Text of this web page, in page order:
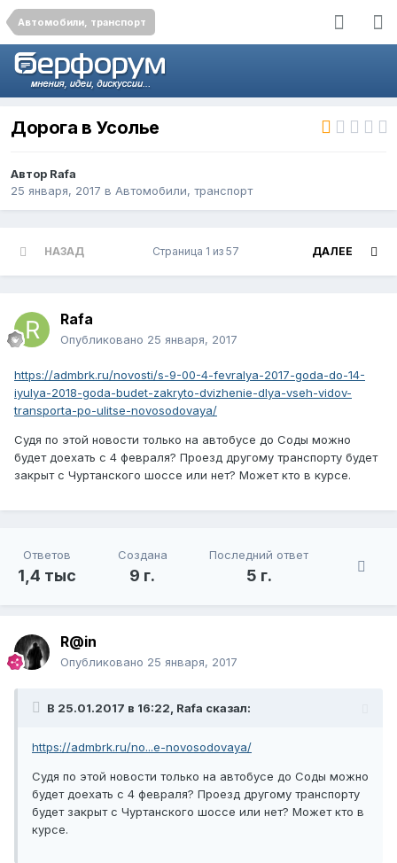
Автомобили, транспорт
Дорога в Усолье
Автор Rafa
25 января, 2017 в Автомобили, транспорт
НАЗАД ДАЛЕЕ
Страница 1 из 57
Rafa
Опубликовано 25 января, 2017
https://admbrk.ru/novosti/s-9-00-4-fevralya-2017-goda-do-14-
iyulya-2018-goda-budet-zakryto-dvizhenie-dlya-vseh-vidov-
transporta-po-ulitse-novosodovaya/
Судя по этой новости только на автобусе до Соды можно
будет доехать с 4 февраля? Проезд другому транспорту будет
закрыт с Чуртанского шоссе или нет? Может кто в курсе.
Ответов
1,4 тыс
Создана
9 г.
Последний ответ
5 г.
R@in
Опубликовано 25 января, 2017
В 25.01.2017 в 16:22, Rafa сказал:
https://admbrk.ru/no...e-novosodovaya/
Судя по этой новости только на автобусе до Соды можно
будет доехать с 4 февраля? Проезд другому транспорту
будет закрыт с Чуртанского шоссе или нет? Может кто в
курсе.